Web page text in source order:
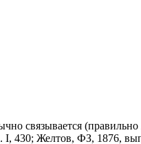
связывается
I, 430; Желтов, ФЗ, 1876,